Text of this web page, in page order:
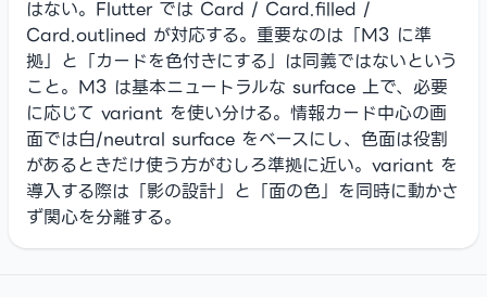
はない。Flutter では Card / Card.filled /
Card.outlined が対応する。重要なのは「M3 に準
拠」と「カードを色付きにする」は同義ではないという
こと。M3 は基本ニュートラルな surface 上で、必要
に応じて variant を使い分ける。情報カード中心の画
面では白/neutral surface をベースにし、色面は役割
があるときだけ使う方がむしろ準拠に近い。variant を
導入する際は「影の設計」と「面の色」を同時に動かさ
ず関心を分離する。